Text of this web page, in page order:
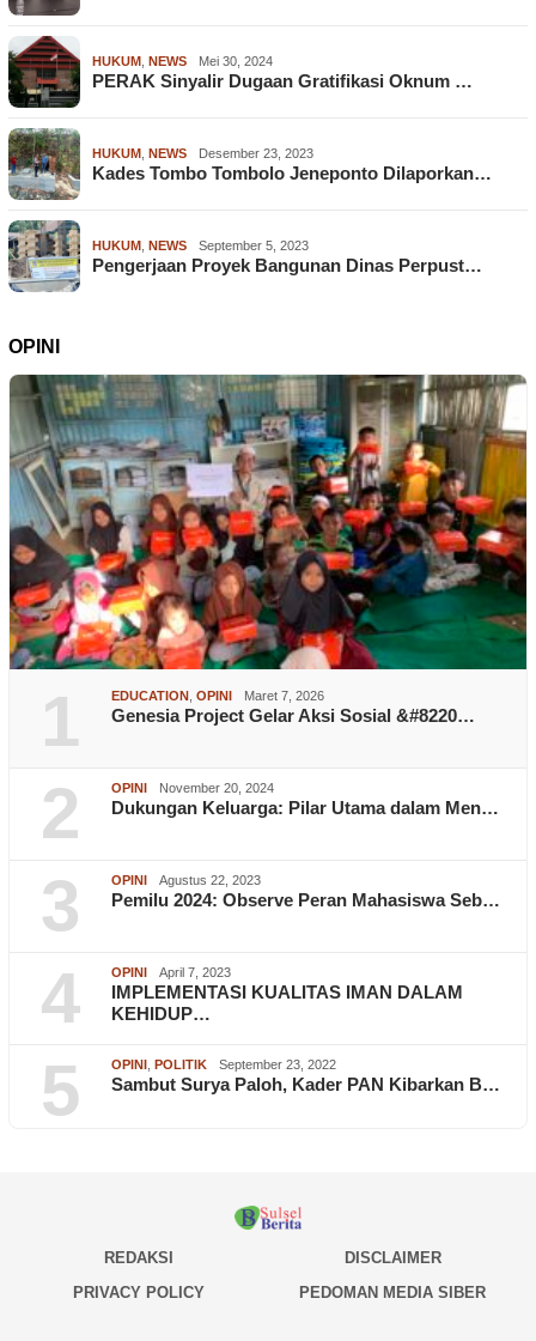
HUKUM NEWS Mei 30, 2024
PERAK Sinyalir Dugaan Gratifikasi Oknum …
HUKUM NEWS Desember 23, 2023
Kades Tombo Tombolo Jeneponto Dilaporkan…
HUKUM NEWS September 5, 2023
Pengerjaan Proyek Bangunan Dinas Perpust…
OPINI
1 EDUCATION OPINI Maret 7, 2026
Genesia Project Gelar Aksi Sosial &#8220…
2 OPINI November 20, 2024
Dukungan Keluarga: Pilar Utama dalam Men…
3 OPINI Agustus 22, 2023
Pemilu 2024: Observe Peran Mahasiswa Seb…
4 OPINI April 7, 2023
IMPLEMENTASI KUALITAS IMAN DALAM
KEHIDUP…
5 OPINI POLITIK September 23, 2022
Sambut Surya Paloh, Kader PAN Kibarkan B…
REDAKSI
DISCLAIMER
PRIVACY POLICY
PEDOMAN MEDIA SIBER